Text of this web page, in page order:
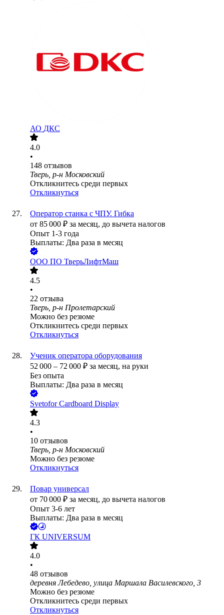
АО ДКС
4.0
•
148 отзывов
Тверь, р-н Московский
Откликнитесь среди первых
Откликнуться
Оператор станка с ЧПУ. Гибка
от 85 000 ₽ за месяц, до вычета налогов
Опыт 1-3 года
Выплаты: Два раза в месяц
ООО ПО ТверьЛифтМаш
4.5
•
22 отзыва
Тверь, р-н Пролетарский
Можно без резюме
Откликнитесь среди первых
Откликнуться
Ученик оператора оборудования
52 000 – 72 000 ₽ за месяц, на руки
Без опыта
Выплаты: Два раза в месяц
Svetofor Cardboard Display
4.3
•
10 отзывов
Тверь, р-н Московский
Можно без резюме
Откликнуться
Повар универсал
от 70 000 ₽ за месяц, до вычета налогов
Опыт 3-6 лет
Выплаты: Два раза в месяц
ГК UNIVERSUM
4.0
•
48 отзывов
деревня Лебедево, улица Маршала Василевского, 3
Можно без резюме
Откликнитесь среди первых
Откликнуться